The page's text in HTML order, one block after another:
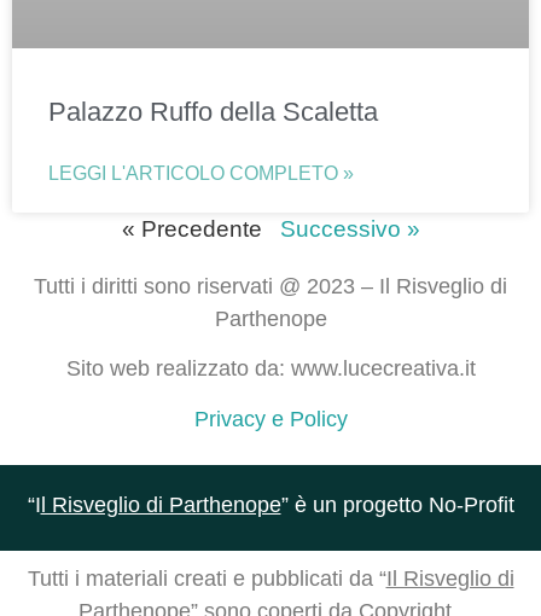
Palazzo Ruffo della Scaletta
LEGGI L'ARTICOLO COMPLETO »
« Precedente Successivo »
Tutti i diritti sono riservati @ 2023 – Il Risveglio di
Parthenope
Sito web realizzato da: www.lucecreativa.it
Privacy e Policy
“I l Risveglio di Parthenope” è un progetto No-Profit
Tutti i materiali creati e pubblicati da “Il Risveglio di